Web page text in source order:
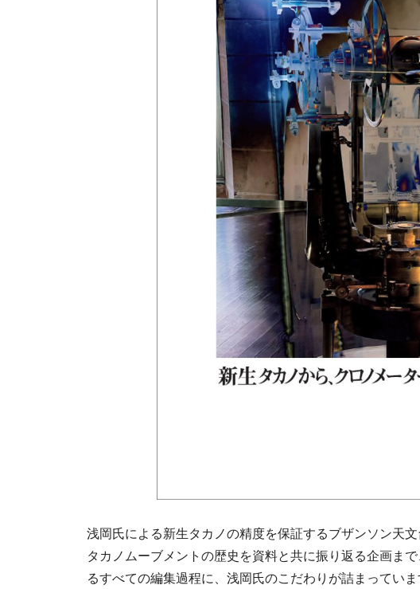
浅岡氏による新生タカノの精度を保証するブザンソン天
タカノムーブメントの歴史を資料と共に振り返る企画ま
るすべての編集過程に、浅岡氏のこだわりが詰まっていま